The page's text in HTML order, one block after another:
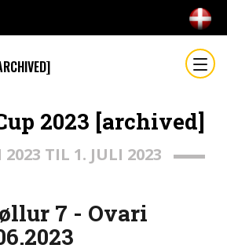
2023 [archived]
2023 TIL 1. JULI 2023
7 - Ovari